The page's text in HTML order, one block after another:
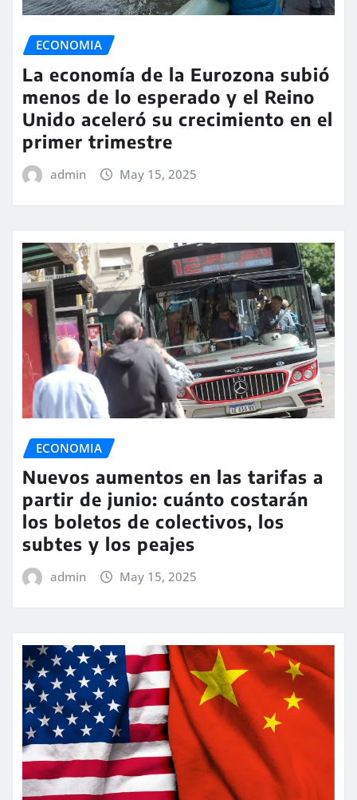
ECONOMIA
La economía de la Eurozona subió
menos de lo esperado y el Reino
Unido aceleró su crecimiento en el
primer trimestre
admin May 15, 2025
ECONOMIA
Nuevos aumentos en las tarifas a
partir de junio: cuánto costarán
los boletos de colectivos, los
subtes y los peajes
admin May 15, 2025